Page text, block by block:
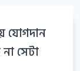
যোগদান
সেটা